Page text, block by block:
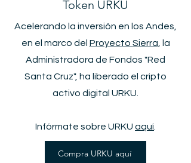
Token URKU
Acelerando la inversión en los Andes,
en el marco del Proyecto Sierra , la
Administradora de Fondos "Red
Santa Cruz", ha liberado el cripto
activo digital URKU.
Infórmate sobre URKU aquí
Compra URKU aquí